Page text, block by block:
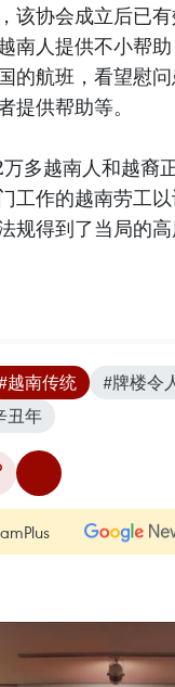
该协会成立后已
南人提供不小帮
的航班，看望慰
提供帮助等。
多越南人和越裔
工作的越南劳工
规得到了当局的高
越南传统 #牌楼令
丑年